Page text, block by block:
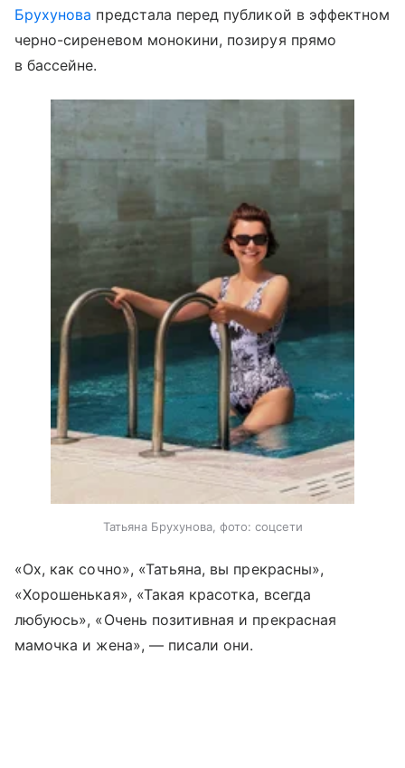
Брухунова предстала перед публикой в эффектном
черно-сиреневом монокини, позируя прямо
в бассейне.
Татьяна Брухунова, фото: соцсети
«Ох, как сочно», «Татьяна, вы прекрасны»,
«Хорошенькая», «Такая красотка, всегда
любуюсь», «Очень позитивная и прекрасная
мамочка и жена», — писали они.